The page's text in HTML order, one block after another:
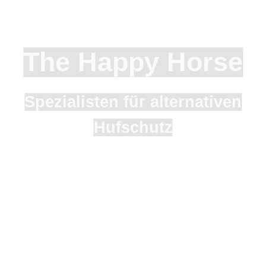
The Happy Horse
Spezialisten für alternativen
Hufschutz